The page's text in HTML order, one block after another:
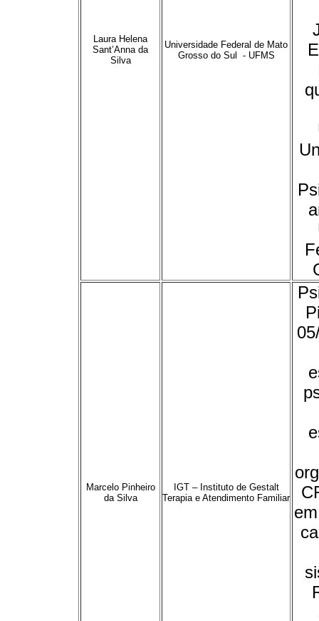
Laura Helena
Sant’Anna da
Silva
Universidade Federal de Mato
Grosso do Sul - UFMS
Marcelo Pinheiro
da Silva
IGT – Instituto de Gestalt
Terapia e Atendimento Familiar